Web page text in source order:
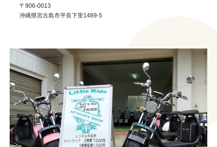
〒906-0013
沖縄県宮古島市平良下里1489-5